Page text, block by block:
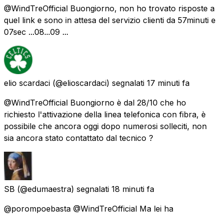
@WindTreOfficial Buongiorno, non ho trovato risposte a
quel link e sono in attesa del servizio clienti da 57minuti e
07sec ...08...09 ...
elio scardaci (@elioscardaci) segnalati 17 minuti fa
@WindTreOfficial Buongiorno è dal 28/10 che ho
richiesto l'attivazione della linea telefonica con fibra, è
possibile che ancora oggi dopo numerosi solleciti, non
sia ancora stato contattato dal tecnico ?
SB (@edumaestra) segnalati 18 minuti fa
@porompoebasta @WindTreOfficial Ma lei ha